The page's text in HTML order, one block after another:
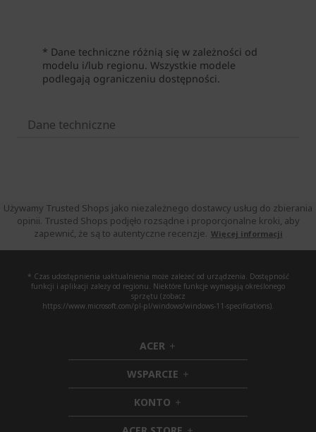
Dane techniczne
Używamy Trusted Shops jako niezależnego dostawcy usług do zbierania
opinii. Trusted Shops podjęło rozsądne i proporcjonalne kroki, aby
zapewnić, że są to autentyczne recenzje. Więcej informacji
* Czas udostępnienia uaktualnienia może zależeć od urządzenia. Dostępność
funkcji i aplikacji zależy od regionu. Niektóre funkcje wymagają określonego
sprzętu (zobacz
https://www.microsoft.com/pl-pl/windows/windows-11-specifications).
ACER h
i
d
d
e
n
WSPARCIE h
i
d
KONTO h
i